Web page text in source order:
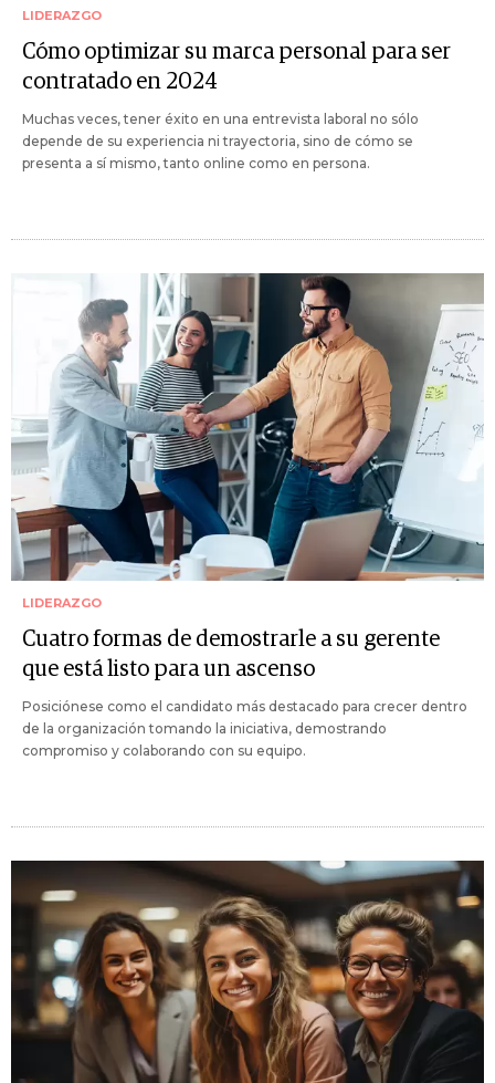
LIDERAZGO
Cómo optimizar su marca personal para ser
contratado en 2024
Muchas veces, tener éxito en una entrevista laboral no sólo
depende de su experiencia ni trayectoria, sino de cómo se
presenta a sí mismo, tanto online como en persona.
LIDERAZGO
Cuatro formas de demostrarle a su gerente
que está listo para un ascenso
Posiciónese como el candidato más destacado para crecer dentro
de la organización tomando la iniciativa, demostrando
compromiso y colaborando con su equipo.